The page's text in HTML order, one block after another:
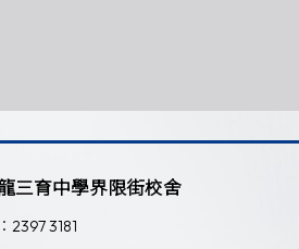
三育中學界限街校舍
2397 3181